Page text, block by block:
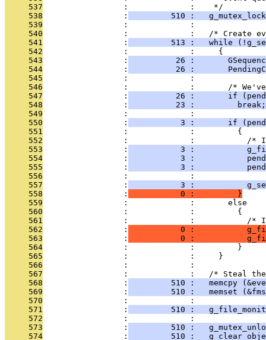
     537
                 :             :    */
     538
                 :
510 :
     539
                 :             :
     540
:             :   /* Create
     541
                 :
513 :   while
     542
                 :             :     {
     543
                 :
26 :
     544
                 :
26 :
     545
                 :             :
     546
:             :       /*
     547
                 :
26 :       if
     548
                 :
          23 :         break;
     549
                 :             :
     550
                 :
3 :       if
     551
                 :             :         {
     552
:             :           /*
     553
                 :
3 :
     554
                 :
3 :
     555
                 :
3 :
     556
                 :             :
     557
                 :
3 :
     558
                 :
           0 :         }
     559
                 :             :       else
     560
                 :             :         {
     561
:             :           /*
     562
                 :
0 :
     563
                 :
0 :
     564
                 :             :         }
     565
                 :             :     }
     566
                 :             :
     567
:             :   /* Steal
     568
                 :
510 :   memcpy
     569
                 :
510 :   memset
     570
                 :             :
     571
                 :
510 :
     572
                 :             :
     573
                 :
510 :
     574
                 :
510 :